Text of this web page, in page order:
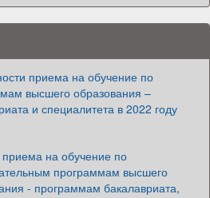
приема на обучение по
высшего образования –
и специалитета в 2022 году
на обучение по
программам высшего
- программам бакалавриата,